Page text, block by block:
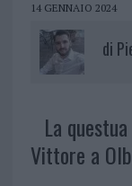
14 GENNAIO 2024
di
La
Vittore a